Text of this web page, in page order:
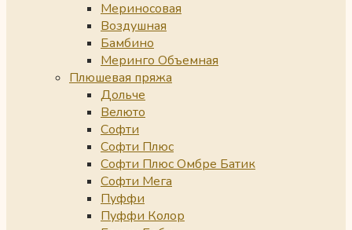
Мериносовая
Воздушная
Бамбино
Меринго Объемная
Плюшевая пряжа
Дольче
Велюто
Софти
Софти Плюс
Софти Плюс Омбре Батик
Софти Мега
Пуффи
Пуффи Колор